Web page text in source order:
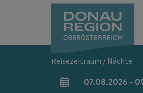
Reisezeitraum / Nächte
An- und Abreisefelder
07.08.2026 -